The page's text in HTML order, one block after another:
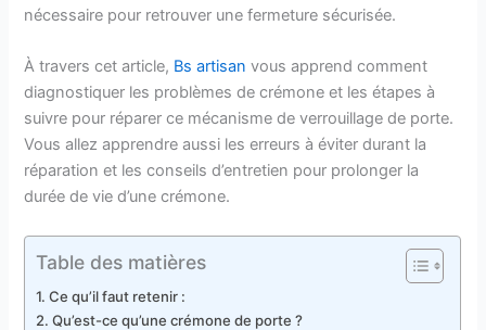
nécessaire pour retrouver une fermeture sécurisée.
À travers cet article, Bs artisan vous apprend comment
diagnostiquer les problèmes de crémone et les étapes à
suivre pour réparer ce mécanisme de verrouillage de porte.
Vous allez apprendre aussi les erreurs à éviter durant la
réparation et les conseils d’entretien pour prolonger la
durée de vie d’une crémone.
Table des matières
Ce qu’il faut retenir :
Qu’est-ce qu’une crémone de porte ?